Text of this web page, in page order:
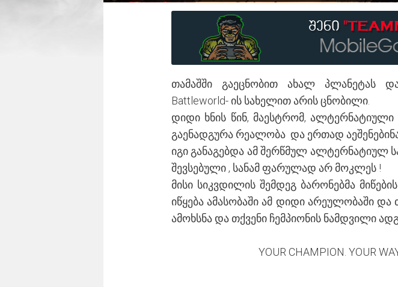
თამაშში გაეცნობით ახალ პლანეტას
Battleworld- ის სახელით არის ცნობილი.
დიდი ხნის წინ, მაესტრომ,
გაენადგურა რეალობა და ერთად
იგი განაგებდა ამ შერწმულ ალტერნატიულ
შევსებული , სანამ ფარულად არ მოკლეს !
მისი სიკვდილის შემდეგ ბარონებმა
იწყება ამასობაში ამ დიდი არეულობაში
ამოხსნა და თქვენი ჩემპიონის ნამდვილი
YOUR CHAMPION. YOUR